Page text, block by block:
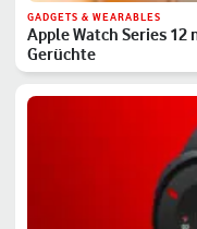
GADGETS & WEARABLES
Apple Watch Series
Gerüchte